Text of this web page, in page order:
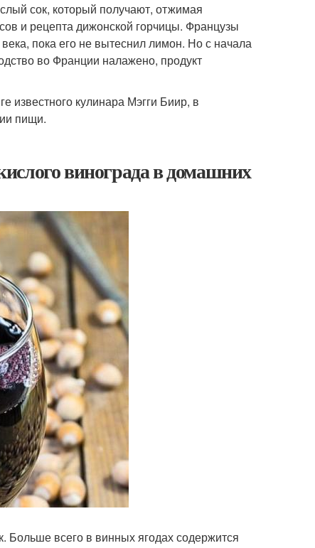
сок, который получают, отжимая
и рецепта дижонской горчицы. Французы
пока его не вытеснил лимон. Но с начала
во Франции налажено, продукт
известного кулинара Мэгги Биир, в
пищи.
винограда в домашних
Больше всего в винных ягодах содержится